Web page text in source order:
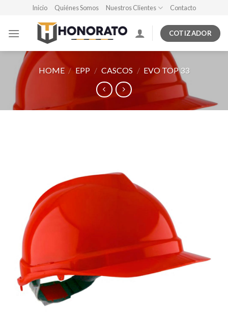
content
Inicio Quiénes Somos Nuestros Clientes Contacto
COTIZADOR
HOME / EPP / CASCOS / EVO TOP 33